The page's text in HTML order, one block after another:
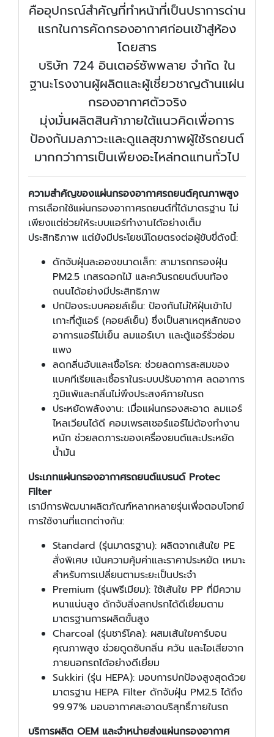
คืออุปกรณ์สำคัญที่ทำหน้าที่เป็นปราการด่าน
แรกในการคัดกรองอากาศก่อนเข้าสู่ห้อง
โดยสาร
บริษัท 724 อินเตอร์ซัพพลาย จำกัด ใน
ฐานะโรงงานผู้ผลิตและผู้เชี่ยวชาญด้านแผ่น
กรองอากาศตัวจริง
มุ่งมั่นผลิตสินค้าภายใต้แนวคิดเพื่อการ
ป้องกันมลภาวะและดูแลสุขภาพผู้ใช้รถยนต์
มากกว่าการเป็นเพียงอะไหล่ทดแทนทั่วไป
ความสำคัญของแผ่นกรองอากาศรถยนต์คุณภาพสูง
การเลือกใช้แผ่นกรองอากาศรถยนต์ที่ได้มาตรฐาน ไม่
เพียงแต่ช่วยให้ระบบแอร์ทำงานได้อย่างเต็ม
ประสิทธิภาพ แต่ยังมีประโยชน์โดยตรงต่อผู้ขับขี่ดังนี้:
ดักจับฝุ่นละอองขนาดเล็ก: สามารถกรองฝุ่น
PM2.5 เกสรดอกไม้ และควันรถยนต์บนท้อง
ถนนได้อย่างมีประสิทธิภาพ
ปกป้องระบบคอยล์เย็น: ป้องกันไม่ให้ฝุ่นเข้าไป
เกาะที่ตู้แอร์ (คอยล์เย็น) ซึ่งเป็นสาเหตุหลักของ
อาการแอร์ไม่เย็น ลมแอร์เบา และตู้แอร์รั่วซ่อม
แพง
ลดกลิ่นอับและเชื้อโรค: ช่วยลดการสะสมของ
แบคทีเรียและเชื้อราในระบบปรับอากาศ ลดอาการ
ภูมิแพ้และกลิ่นไม่พึงประสงค์ภายในรถ
ประหยัดพลังงาน: เมื่อแผ่นกรองสะอาด ลมแอร์
ไหลเวียนได้ดี คอมเพรสเซอร์แอร์ไม่ต้องทำงาน
หนัก ช่วยลดภาระของเครื่องยนต์และประหยัด
น้ำมัน
ประเภทแผ่นกรองอากาศรถยนต์แบรนด์ Protec
Filter
เรามีการพัฒนาผลิตภัณฑ์หลากหลายรุ่นเพื่อตอบโจทย์
การใช้งานที่แตกต่างกัน:
Standard (รุ่นมาตรฐาน): ผลิตจากเส้นใย PE
สั่งพิเศษ เน้นความคุ้มค่าและราคาประหยัด เหมาะ
สำหรับการเปลี่ยนตามระยะเป็นประจำ
Premium (รุ่นพรีเมียม): ใช้เส้นใย PP ที่มีความ
หนาแน่นสูง ดักจับสิ่งสกปรกได้ดีเยี่ยมตาม
มาตรฐานการผลิตขั้นสูง
Charcoal (รุ่นชาร์โคล): ผสมเส้นใยคาร์บอน
คุณภาพสูง ช่วยดูดซับกลิ่น ควัน และไอเสียจาก
ภายนอกรถได้อย่างดีเยี่ยม
Sukkiri (รุ่น HEPA): มอบการปกป้องสูงสุดด้วย
มาตรฐาน HEPA Filter ดักจับฝุ่น PM2.5 ได้ถึง
99.97% มอบอากาศสะอาดบริสุทธิ์ภายในรถ
บริการผลิต OEM และจำหน่ายส่งแผ่นกรองอากาศ